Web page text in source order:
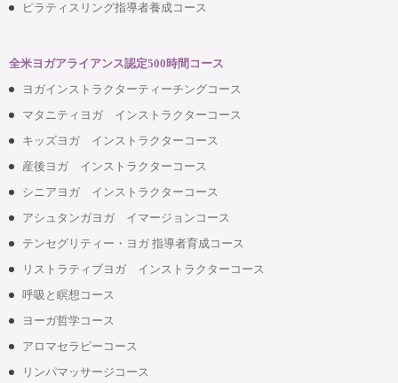
ピラティスリング指導者養成コース
全米ヨガアライアンス認定500時間コース
ヨガインストラクターティーチングコース
マタニティヨガ インストラクターコース
キッズヨガ インストラクターコース
産後ヨガ インストラクターコース
シニアヨガ インストラクターコース
アシュタンガヨガ イマージョンコース
テンセグリティー・ヨガ 指導者育成コース
リストラティブヨガ インストラクターコース
呼吸と瞑想コース
ヨーガ哲学コース
アロマセラピーコース
リンパマッサージコース